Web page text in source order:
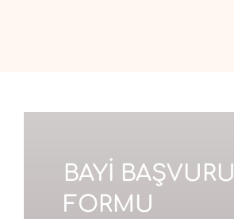
BAYİ BAŞVURU
FORMU